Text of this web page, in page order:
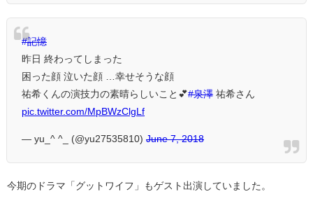
#記憶
昨日 終わってしまった
困った顔 泣いた顔 …幸せそうな顔
祐希くんの演技力の素晴らしいこと💕#泉澤 祐希さん
pic.twitter.com/MpBWzClgLf
— yu_^ ^_ (@yu27535810) June 7, 2018
今期のドラマ「グットワイフ」もゲスト出演していました。